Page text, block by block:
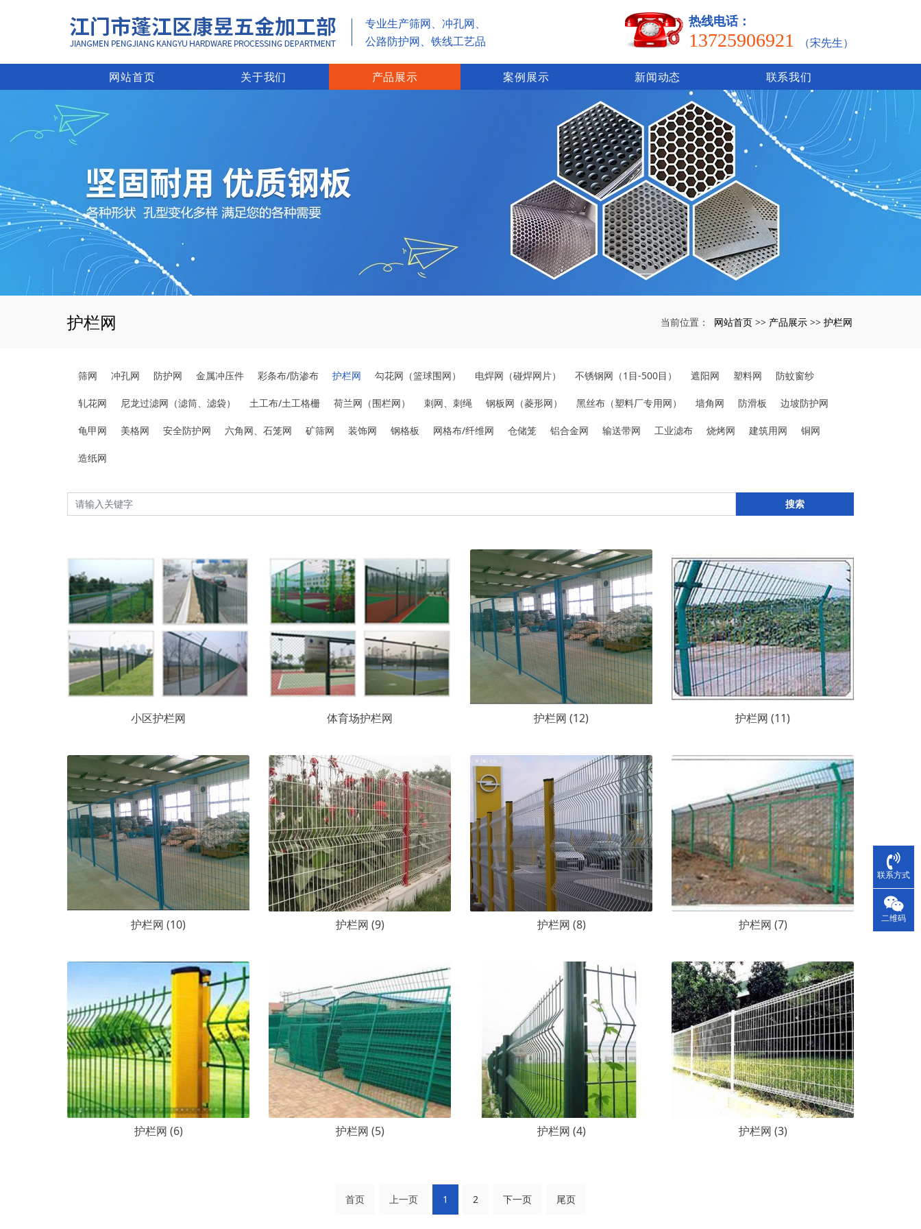
专业生产筛网、冲孔网、
公路防护网、铁线工艺品
热线电话：
13725906921 （宋先生）
网站首页 关于我们 产品展示 案例展示 新闻动态 联系我们
护栏网 当前位置： 网站首页 >> 产品展示 >> 护栏网
筛网 冲孔网 防护网 金属冲压件 彩条布/防渗布 护栏网 勾花网（篮球围网） 电焊网（碰焊网片） 不锈钢网（1目-500目） 遮阳网 塑料网 防蚊窗纱
轧花网 尼龙过滤网（滤筒、滤袋） 土工布/土工格栅 荷兰网（围栏网） 刺网、刺绳 钢板网（菱形网） 黑丝布（塑料厂专用网） 墙角网 防滑板 边坡防护网
龟甲网 美格网 安全防护网 六角网、石笼网 矿筛网 装饰网 钢格板 网格布/纤维网 仓储笼 铝合金网 输送带网 工业滤布 烧烤网 建筑用网 铜网
造纸网
搜索
小区护栏网 体育场护栏网 护栏网 (12) 护栏网 (11)
护栏网 (10) 护栏网 (9) 护栏网 (8) 护栏网 (7)
护栏网 (6) 护栏网 (5) 护栏网 (4) 护栏网 (3)
首页 上一页 1 2 下一页 尾页
联系方式
二维码